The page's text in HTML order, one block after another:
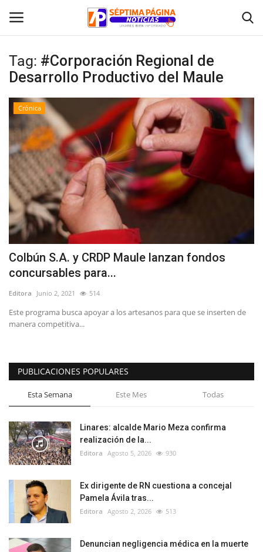
Inicio
Crónica
Policial
Tribunales
Deporte
Política
Espectáculos
Tag: #Corporación Regional de
Desarrollo Productivo del Maule
Crónica
Colbún S.A. y CRDP Maule lanzan fondos
concursables para...
Editora Junio 2, 2021 514
Este programa busca apoyar a los artesanos para que se inserten de
manera competitiva...
PUBLICACIONES POPULARES
Esta Semana Este Mes Todas
Linares: alcalde Mario Meza confirma
realización de la...
Editora Agosto 5, 2026 930
Ex dirigente de RN cuestiona a concejal
Pamela Ávila tras...
Editora Agosto 2, 2026 513
Denuncian negligencia médica en la muerte